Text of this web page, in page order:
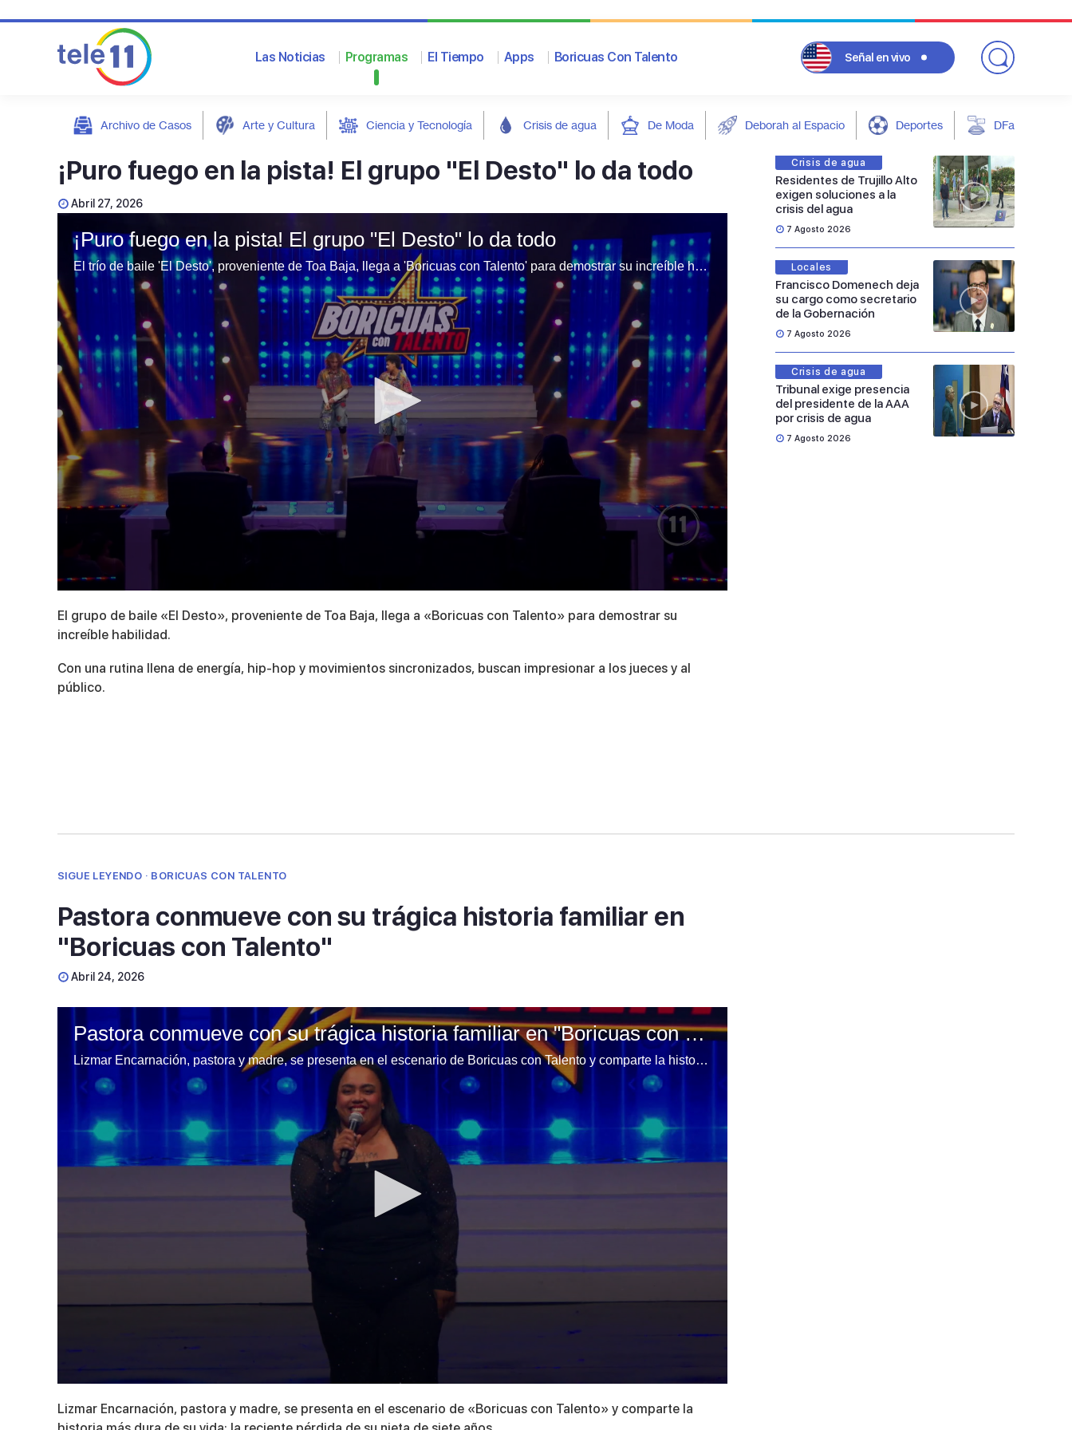
Las Noticias Programas El Tiempo Apps Boricuas Con Talento Señal en vivo
Archivo de Casos Arte y Cultura Ciencia y Tecnología Crisis de agua De Moda Deborah al Espacio Deportes DFarándula
¡Puro fuego en la pista! El grupo "El Desto" lo da todo
Abril 27, 2026
¡Puro fuego en la pista! El grupo "El Desto" lo da todo
El trío de baile 'El Desto', proveniente de Toa Baja, llega a 'Boricuas con Talento' para demostrar su increíble habilidad. Con una rutina llena de energía, hip-hop y movimientos sincronizados, buscan impresionar a los jueces y al público. ¿Lograrán canalizar su talento y avanzar en la competencia?
seconds
of
4
secondsVolume
90%
El grupo de baile «El Desto», proveniente de Toa Baja, llega a «Boricuas con Talento» para demostrar su
increíble habilidad.
Con una rutina llena de energía, hip-hop y movimientos sincronizados, buscan impresionar a los jueces y al
público.
Crisis de agua
Residentes de Trujillo Alto
exigen soluciones a la
crisis del agua
7 Agosto 2026
Locales
Francisco Domenech deja
su cargo como secretario
de la Gobernación
7 Agosto 2026
Crisis de agua
Tribunal exige presencia
del presidente de la AAA
por crisis de agua
7 Agosto 2026
SIGUE LEYENDO · BORICUAS CON TALENTO
Pastora conmueve con su trágica historia familiar en
"Boricuas con Talento"
Abril 24, 2026
Pastora conmueve con su trágica historia familiar en "Boricuas con Talento"
Lizmar Encarnación, pastora y madre, se presenta en el escenario de Boricuas con Talento y comparte la historia más dura de su vida: la reciente pérdida de su nieta de siete años. Su testimonio de fe y resiliencia conmueve profundamente al jurado y al público.
seconds
of
5
Lizmar Encarnación, pastora y madre, se presenta en el escenario de «Boricuas con Talento» y comparte la